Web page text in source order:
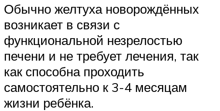
Обычно желтуха новорождённых
возникает в связи с
функциональной незрелостью
печени и не требует лечения, так
как способна проходить
самостоятельно к 3-4 месяцам
жизни ребёнка.